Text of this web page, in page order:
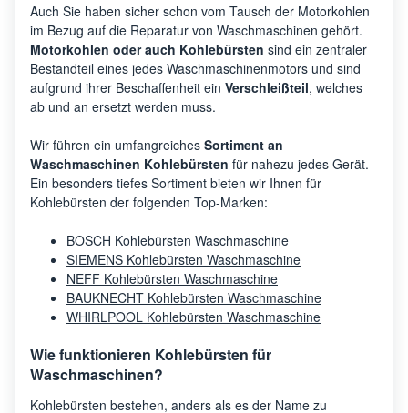
Auch Sie haben sicher schon vom Tausch der Motorkohlen
im Bezug auf die Reparatur von Waschmaschinen gehört.
Motorkohlen oder auch Kohlebürsten sind ein zentraler
Bestandteil eines jedes Waschmaschinenmotors und sind
aufgrund ihrer Beschaffenheit ein Verschleißteil, welches
ab und an ersetzt werden muss.
Wir führen ein umfangreiches Sortiment an
Waschmaschinen Kohlebürsten für nahezu jedes Gerät.
Ein besonders tiefes Sortiment bieten wir Ihnen für
Kohlebürsten der folgenden Top-Marken:
BOSCH Kohlebürsten Waschmaschine
SIEMENS Kohlebürsten Waschmaschine
NEFF Kohlebürsten Waschmaschine
BAUKNECHT Kohlebürsten Waschmaschine
WHIRLPOOL Kohlebürsten Waschmaschine
Wie funktionieren Kohlebürsten für
Waschmaschinen?
Kohlebürsten bestehen, anders als es der Name zu